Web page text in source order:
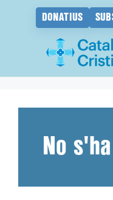
DONATIUS
No